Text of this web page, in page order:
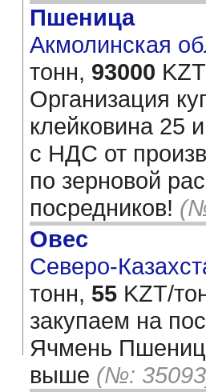
Пшеница
Акмолинская
тонн, 93000
Организация
клейковина 25
с НДС от
по зерновой
посредников!
Овес
Северо-
тонн, 55 KZT/
закупаем на
Ячмень
выше (№: